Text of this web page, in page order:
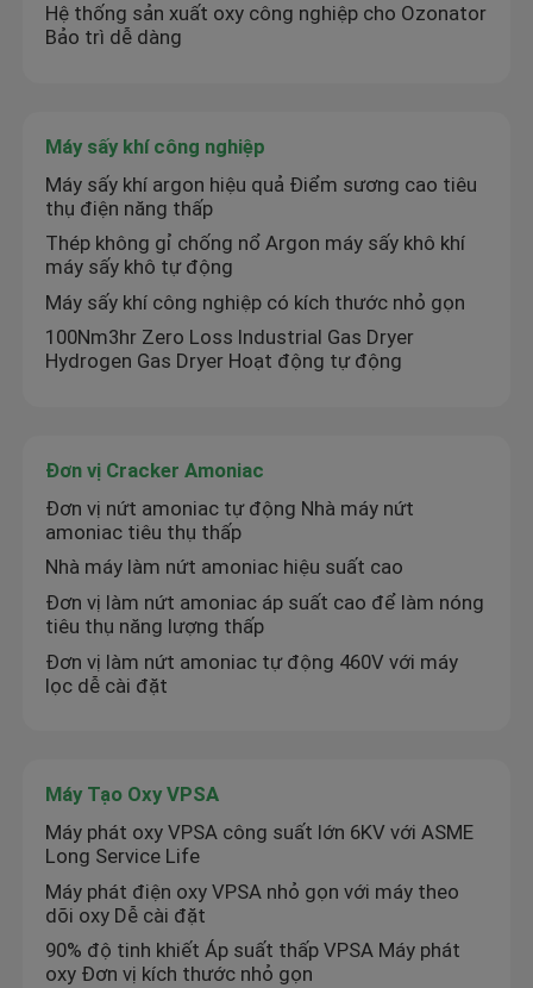
Sản phẩm
Chuyến tham quan nhà máy
Liên hệ với chúng tôi
Máy tạo khí nitơ PSA
Máy tạo nitơ có độ tinh khiết cao
Hệ thống sản xuất oxy công nghiệp cho Ozonator
Bảo trì dễ dàng
Máy sấy khí công nghiệp
Máy sấy khí argon hiệu quả Điểm sương cao tiêu
thụ điện năng thấp
Thép không gỉ chống nổ Argon máy sấy khô khí
máy sấy khô tự động
Máy sấy khí công nghiệp có kích thước nhỏ gọn
100Nm3hr Zero Loss Industrial Gas Dryer
Hydrogen Gas Dryer Hoạt động tự động
Đơn vị Cracker Amoniac
Đơn vị nứt amoniac tự động Nhà máy nứt
amoniac tiêu thụ thấp
Nhà máy làm nứt amoniac hiệu suất cao
Đơn vị làm nứt amoniac áp suất cao để làm nóng
tiêu thụ năng lượng thấp
Đơn vị làm nứt amoniac tự động 460V với máy
lọc dễ cài đặt
Máy Tạo Oxy VPSA
Máy phát oxy VPSA công suất lớn 6KV với ASME
Long Service Life
Máy phát điện oxy VPSA nhỏ gọn với máy theo
dõi oxy Dễ cài đặt
90% độ tinh khiết Áp suất thấp VPSA Máy phát
oxy Đơn vị kích thước nhỏ gọn